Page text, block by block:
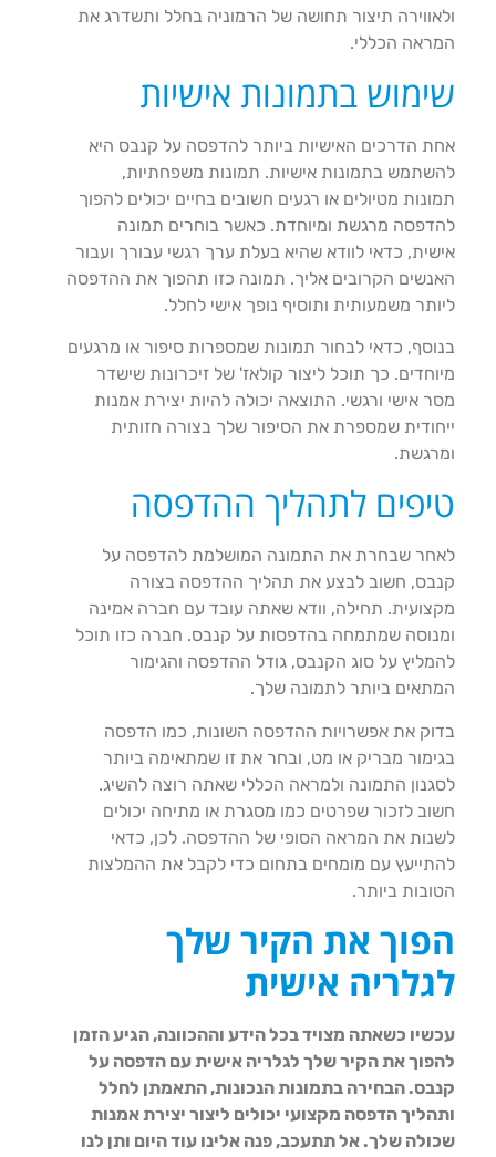
ולאווירה תיצור תחושה של הרמוניה בחלל ותשדרג את
המראה הכללי.
שימוש בתמונות אישיות
אחת הדרכים האישיות ביותר להדפסה על קנבס היא
להשתמש בתמונות אישיות. תמונות משפחתיות,
תמונות מטיולים או רגעים חשובים בחיים יכולים להפוך
להדפסה מרגשת ומיוחדת. כאשר בוחרים תמונה
אישית, כדאי לוודא שהיא בעלת ערך רגשי עבורך ועבור
האנשים הקרובים אליך. תמונה כזו תהפוך את ההדפסה
ליותר משמעותית ותוסיף נופך אישי לחלל.
בנוסף, כדאי לבחור תמונות שמספרות סיפור או מרגעים
מיוחדים. כך תוכל ליצור קולאז' של זיכרונות שישדר
מסר אישי ורגשי. התוצאה יכולה להיות יצירת אמנות
ייחודית שמספרת את הסיפור שלך בצורה חזותית
ומרגשת.
טיפים לתהליך ההדפסה
לאחר שבחרת את התמונה המושלמת להדפסה על
קנבס, חשוב לבצע את תהליך ההדפסה בצורה
מקצועית. תחילה, וודא שאתה עובד עם חברה אמינה
ומנוסה שמתמחה בהדפסות על קנבס. חברה כזו תוכל
להמליץ על סוג הקנבס, גודל ההדפסה והגימור
המתאים ביותר לתמונה שלך.
בדוק את אפשרויות ההדפסה השונות, כמו הדפסה
בגימור מבריק או מט, ובחר את זו שמתאימה ביותר
לסגנון התמונה ולמראה הכללי שאתה רוצה להשיג.
חשוב לזכור שפרטים כמו מסגרת או מתיחה יכולים
לשנות את המראה הסופי של ההדפסה. לכן, כדאי
להתייעץ עם מומחים בתחום כדי לקבל את ההמלצות
הטובות ביותר.
הפוך את הקיר שלך
לגלריה אישית
עכשיו כשאתה מצויד בכל הידע וההכוונה, הגיע הזמן
להפוך את הקיר שלך לגלריה אישית עם הדפסה על
קנבס. הבחירה בתמונות הנכונות, התאמתן לחלל
ותהליך הדפסה מקצועי יכולים ליצור יצירת אמנות
שכולה שלך. אל תתעכב, פנה אלינו עוד היום ותן לנו